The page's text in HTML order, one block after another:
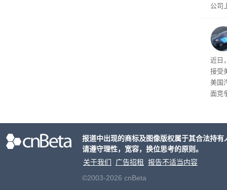
公司
事
给
近日
接受
美国
面竞
报道中出现的商标及图像版权属于其合法持
请遵守理性，宽容，换位思考的原则。
关于我们
广告招租
报告不适当内容
©2003-2026 cnBeta